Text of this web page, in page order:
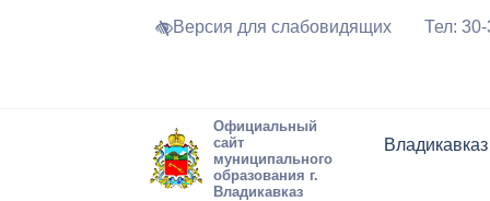
Версия для слабовидящих Тел:
Официальный
сайт
муниципального
образования г.
Владикавказ
Владикавказ